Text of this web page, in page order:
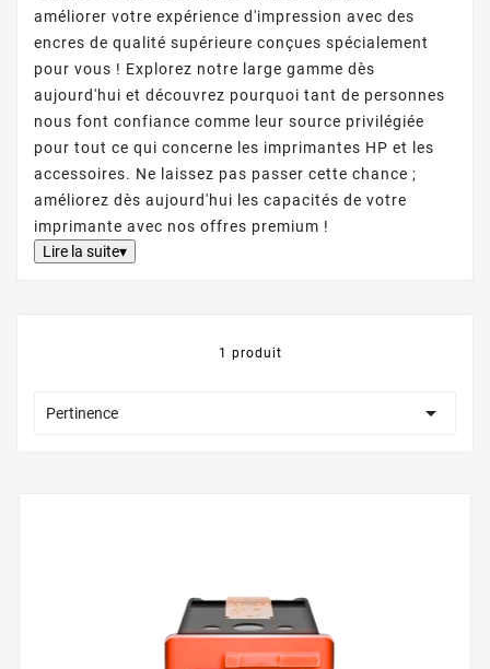
améliorer votre expérience d'impression avec des
encres de qualité supérieure conçues spécialement
pour vous ! Explorez notre large gamme dès
aujourd'hui et découvrez pourquoi tant de personnes
nous font confiance comme leur source privilégiée
pour tout ce qui concerne les imprimantes HP et les
accessoires. Ne laissez pas passer cette chance ;
améliorez dès aujourd'hui les capacités de votre
imprimante avec nos offres premium !
Lire la suite▾
1 produit
Pertinence 